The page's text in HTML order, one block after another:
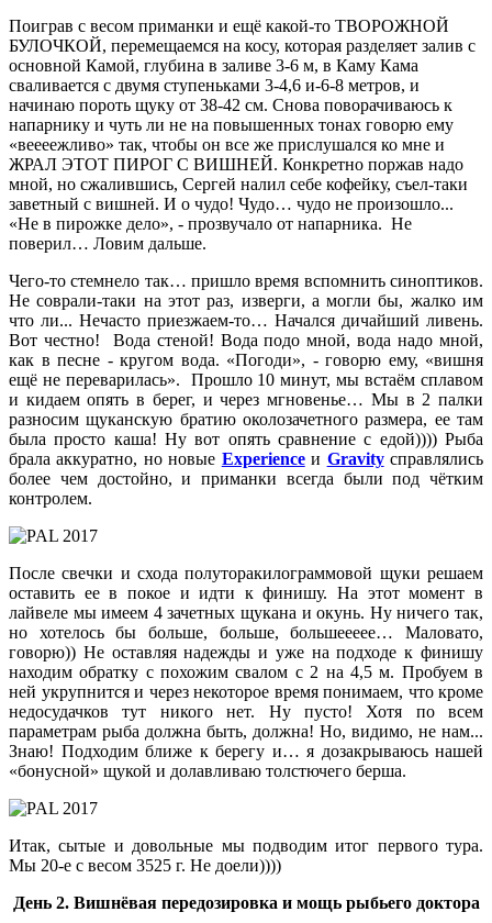
Поиграв с весом приманки и ещё какой-то ТВОРОЖНОЙ
БУЛОЧКОЙ, перемещаемся на косу, которая разделяет залив с
основной Камой, глубина в заливе 3-6 м, в Каму Кама
сваливается с двумя ступеньками 3-4,6 и-6-8 метров, и
начинаю пороть щуку от 38-42 см. Снова поворачиваюсь к
напарнику и чуть ли не на повышенных тонах говорю ему
«веееежливо» так, чтобы он все же прислушался ко мне и
ЖРАЛ ЭТОТ ПИРОГ С ВИШНЕЙ. Конкретно поржав надо
мной, но сжалившись, Сергей налил себе кофейку, съел-таки
заветный с вишней. И о чудо! Чудо… чудо не произошло...
«Не в пирожке дело», - прозвучало от напарника. Не
поверил… Ловим дальше.
Чего-то стемнело так… пришло время вспомнить синоптиков.
Не соврали-таки на этот раз, изверги, а могли бы, жалко им
что ли... Нечасто приезжаем-то… Начался дичайший ливень.
Вот честно! Вода стеной! Вода подо мной, вода надо мной,
как в песне - кругом вода. «Погоди», - говорю ему, «вишня
ещё не переварилась». Прошло 10 минут, мы встаём сплавом
и кидаем опять в берег, и через мгновенье… Мы в 2 палки
разносим щуканскую братию околозачетного размера, ее там
была просто каша! Ну вот опять сравнение с едой)))) Рыба
брала аккуратно, но новые Experienceи Gravityсправлялись
более чем достойно, и приманки всегда были под чётким
контролем.
После свечки и схода полуторакилограммовой щуки решаем
оставить ее в покое и идти к финишу. На этот момент в
лайвеле мы имеем 4 зачетных щукана и окунь. Ну ничего так,
но хотелось бы больше, больше, большеееее… Маловато,
говорю)) Не оставляя надежды и уже на подходе к финишу
находим обратку с похожим свалом с 2 на 4,5 м. Пробуем в
ней укрупнится и через некоторое время понимаем, что кроме
недосудачков тут никого нет. Ну пусто! Хотя по всем
параметрам рыба должна быть, должна! Но, видимо, не нам...
Знаю! Подходим ближе к берегу и… я дозакрываюсь нашей
«бонусной» щукой и долавливаю толстючего берша.
Итак, сытые и довольные мы подводим итог первого тура.
Мы 20-е с весом 3525 г. Не доели))))
День 2. Вишнёвая передозировка и мощь рыбьего доктора